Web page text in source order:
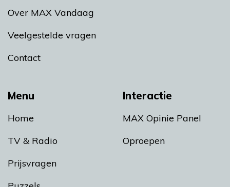
Menu
Home
TV & Radio
Prijsvragen
Interactie
MAX Opinie Panel
Oproepen
Over MAX Vandaag
Veelgestelde vragen
Contact